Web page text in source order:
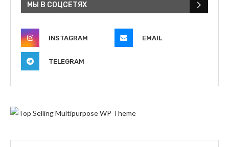
МЫ В СОЦСЕТЯХ
INSTAGRAM EMAIL
TELEGRAM